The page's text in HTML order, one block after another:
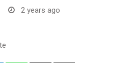
2 years ago